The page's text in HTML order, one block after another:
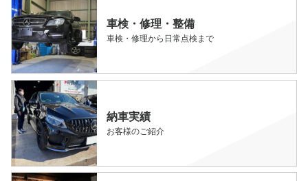
車検・修理・整備
車検・修理から日常点検まで
納車実績
お客様のご紹介